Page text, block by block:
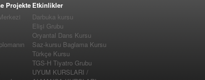
Projekte Etkinlikler
Darbuka kursu
Elişi Grubu
Oryantal Dans Kursu
Saz-kursu Baglama Kursu
Türkçe Kursu
TGS-H Tiyatro Grubu
UYUM KURSLARI /